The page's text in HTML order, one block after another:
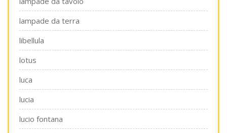
lampade da terra
libellula
lotus
luca
lucia
lucio fontana